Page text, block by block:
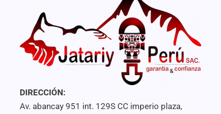
DIRECCIÓN:
Av. abancay 951 int. 129S CC imperio plaza,